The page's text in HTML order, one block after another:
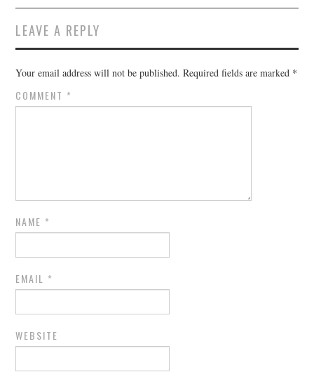
LEAVE A REPLY
Your email address will not be published. Required fields are marked *
COMMENT *
NAME *
EMAIL *
WEBSITE